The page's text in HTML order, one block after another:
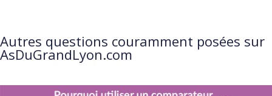
Autres questions couramment posées sur
AsDuGrandLyon.com